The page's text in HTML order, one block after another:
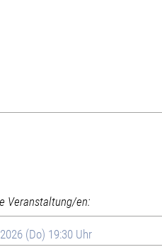
Veranstaltung/en:
(Do) 19:30 Uhr